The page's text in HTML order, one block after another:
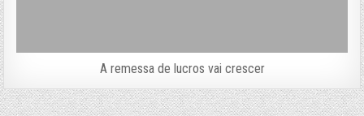
A remessa de lucros vai crescer